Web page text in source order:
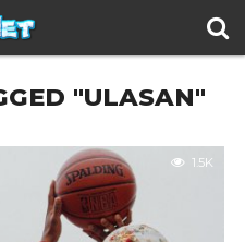
"ULASAN"
1.5K